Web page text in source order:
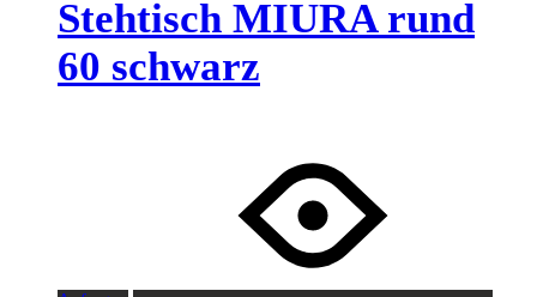
Stehtisch MIURA rund
60 schwarz